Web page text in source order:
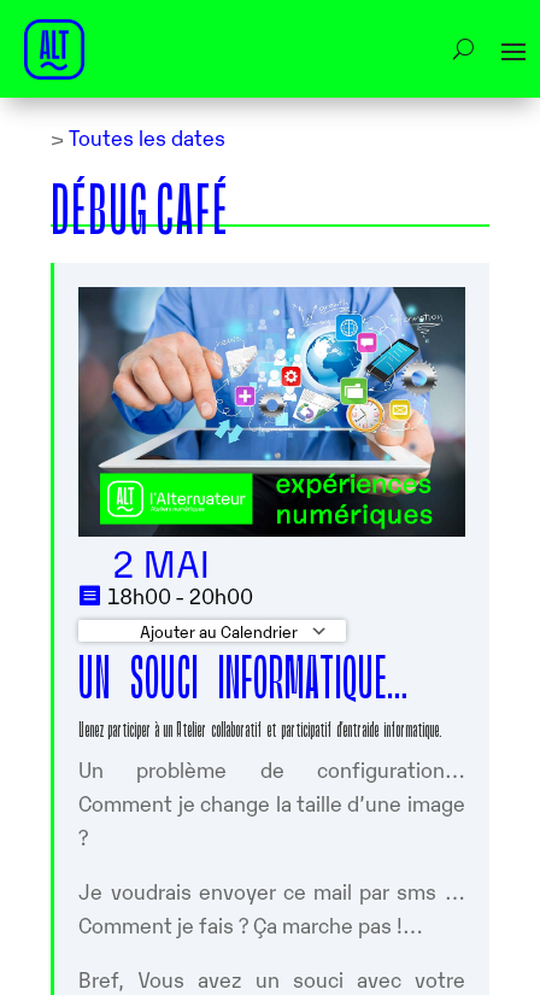
> Toutes les dates
DÉBUG CAFÉ
2 MAI
18h00 - 20h00
Ajouter au Calendrier
Télécharger ICS Calendrier Google
UN SOUCI INFORMATIQUE…
Venez participer à un Atelier collaboratif et participatif d’entraide informatique.
Un problème de configuration…
Comment je change la taille d’une image
?
Je voudrais envoyer ce mail par sms …
Comment je fais ? Ça marche pas !…
Bref, Vous avez un souci avec votre